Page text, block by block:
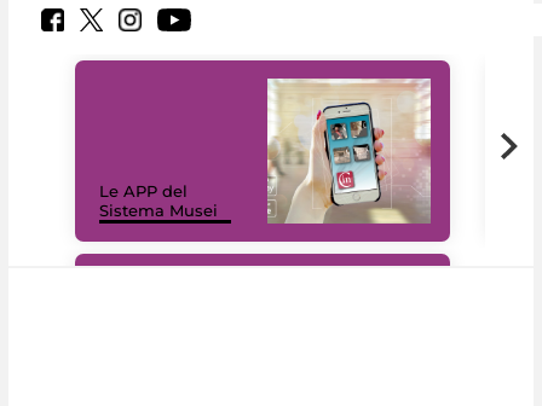
Le APP del
Sistema Musei